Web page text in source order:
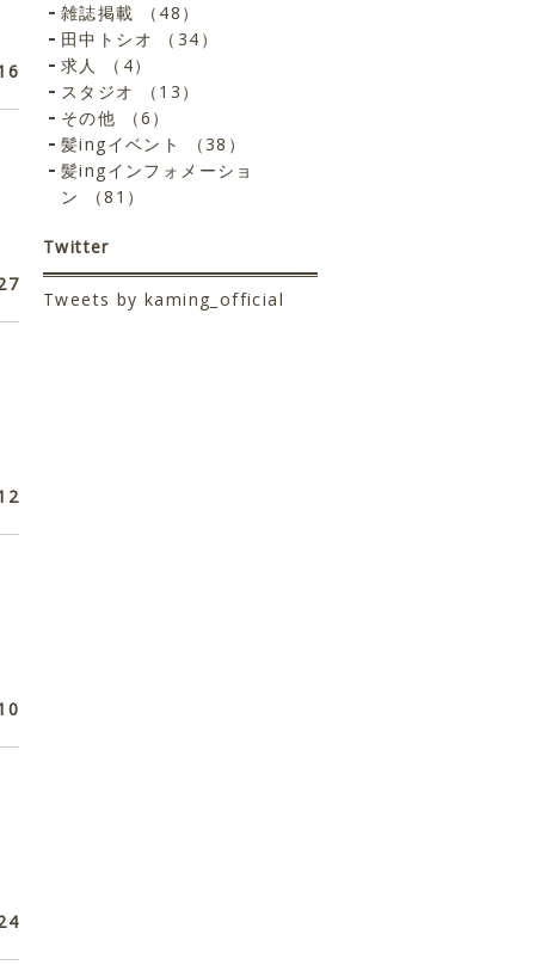
雑誌掲載 （48）
田中トシオ （34）
求人 （4）
スタジオ （13）
その他 （6）
髪ingイベント （38）
髪ingインフォメーショ
ン （81）
Twitter
Tweets by kaming_official